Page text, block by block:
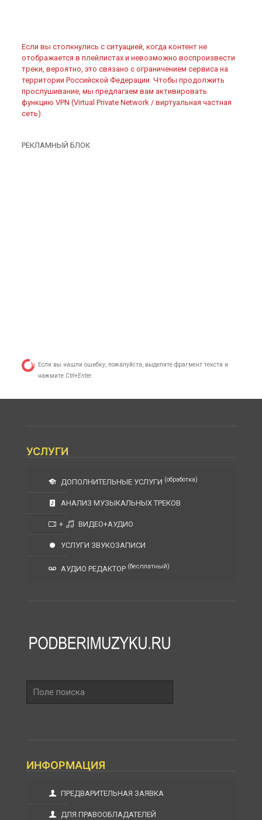
Если вы столкнулись с ситуацией, когда контент не
отображается в плейлистах и невозможно воспроизвести
треки, вероятно, это связано с ограничением сервиса на
территории Российской Федерации. Чтобы продолжить
прослушивание, мы предлагаем вам активировать
функцию VPN (Virtual Private Network / виртуальная частная
сеть).
РЕКЛАМНЫЙ БЛОК
Если вы нашли ошибку, пожалуйста, выделите фрагмент текста и
нажмите Ctrl+Enter.
УСЛУГИ
ДОПОЛНИТЕЛЬНЫЕ УСЛУГИ (обработка)
АНАЛИЗ МУЗЫКАЛЬНЫХ ТРЕКОВ
+ ВИДЕО+АУДИО
УСЛУГИ ЗВУКОЗАПИСИ
АУДИО РЕДАКТОР (бесплатный)
поиска
ИНФОРМАЦИЯ
ПРЕДВАРИТЕЛЬНАЯ ЗАЯВКА
ДЛЯ ПРАВООБЛАДАТЕЛЕЙ